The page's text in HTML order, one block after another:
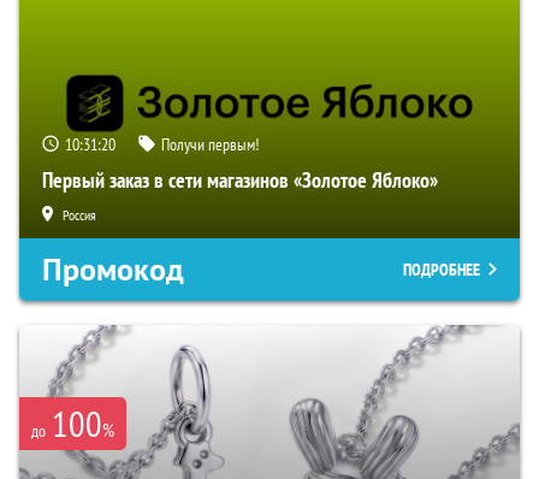
10:31:19 Получи первым!
Первый заказ в сети магазинов «Золотое Яблоко»
Россия
Промокод ПОДРОБНЕЕ
до 100%